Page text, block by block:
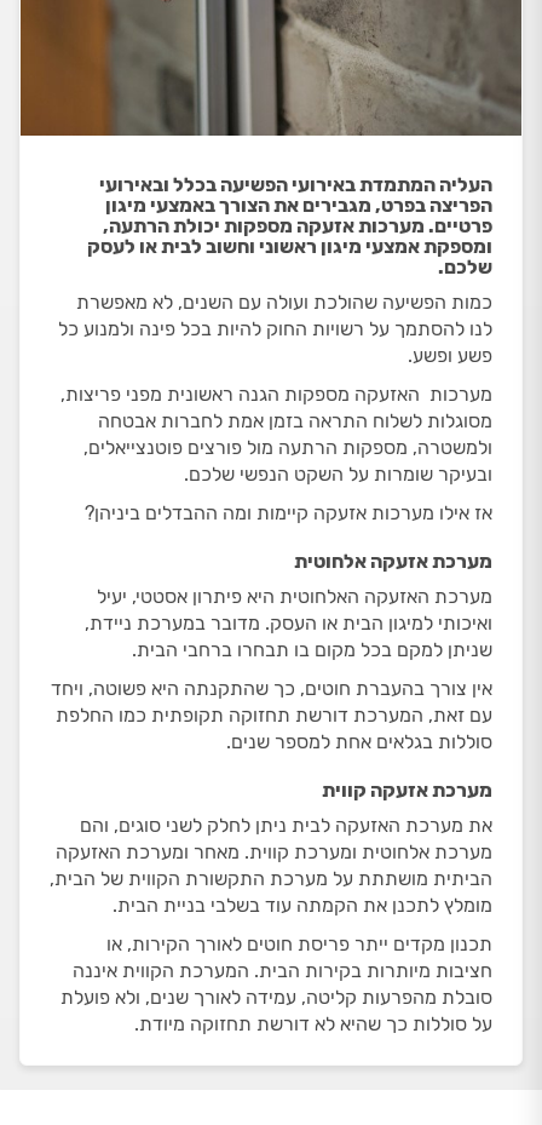
העליה המתמדת באירועי הפשיעה בכלל ובאירועי
הפריצה בפרט, מגבירים את הצורך באמצעי מיגון
פרטיים. מערכות אזעקה מספקות יכולת הרתעה,
ומספקת אמצעי מיגון ראשוני וחשוב לבית או לעסק
שלכם.
כמות הפשיעה שהולכת ועולה עם השנים, לא מאפשרת
לנו להסתמך על רשויות החוק להיות בכל פינה ולמנוע כל
פשע ופשע.
מערכות האזעקה מספקות הגנה ראשונית מפני פריצות,
מסוגלות לשלוח התראה בזמן אמת לחברות אבטחה
ולמשטרה, מספקות הרתעה מול פורצים פוטנצייאלים,
ובעיקר שומרות על השקט הנפשי שלכם.
אז אילו מערכות אזעקה קיימות ומה ההבדלים ביניהן?
מערכת אזעקה אלחוטית
מערכת האזעקה האלחוטית היא פיתרון אסטטי, יעיל
ואיכותי למיגון הבית או העסק. מדובר במערכת ניידת,
שניתן למקם בכל מקום בו תבחרו ברחבי הבית.
אין צורך בהעברת חוטים, כך שהתקנתה היא פשוטה, ויחד
עם זאת, המערכת דורשת תחזוקה תקופתית כמו החלפת
סוללות בגלאים אחת למספר שנים.
מערכת אזעקה קווית
את מערכת האזעקה לבית ניתן לחלק לשני סוגים, והם
מערכת אלחוטית ומערכת קווית. מאחר ומערכת האזעקה
הביתית מושתתת על מערכת התקשורת הקווית של הבית,
מומלץ לתכנן את הקמתה עוד בשלבי בניית הבית.
תכנון מקדים ייתר פריסת חוטים לאורך הקירות, או
חציבות מיותרות בקירות הבית. המערכת הקווית איננה
סובלת מהפרעות קליטה, עמידה לאורך שנים, ולא פועלת
על סוללות כך שהיא לא דורשת תחזוקה מיודת.